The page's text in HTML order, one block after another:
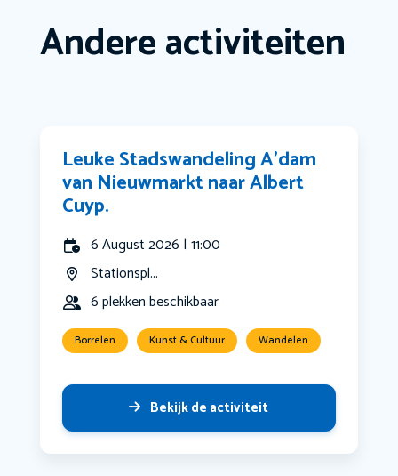
Andere activiteiten
Leuke Stadswandeling A’dam
van Nieuwmarkt naar Albert
Cuyp.
6 August 2026 | 11:00
Stationspl...
6 plekken beschikbaar
Borrelen Kunst & Cultuur Wandelen
Bekijk de activiteit